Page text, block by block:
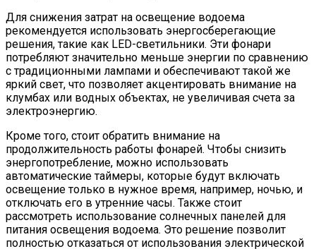
Для снижения затрат на освещение водоема
рекомендуется использовать энергосберегающие
решения, такие как LED-светильники. Эти фонари
потребляют значительно меньше энергии по сравнению
с традиционными лампами и обеспечивают такой же
яркий свет, что позволяет акцентировать внимание на
клумбах или водных объектах, не увеличивая счета за
электроэнергию.
Кроме того, стоит обратить внимание на
продолжительность работы фонарей. Чтобы снизить
энергопотребление, можно использовать
автоматические таймеры, которые будут включать
освещение только в нужное время, например, ночью, и
отключать его в утренние часы. Также стоит
рассмотреть использование солнечных панелей для
питания освещения водоема. Это решение позволит
полностью отказаться от использования электрической